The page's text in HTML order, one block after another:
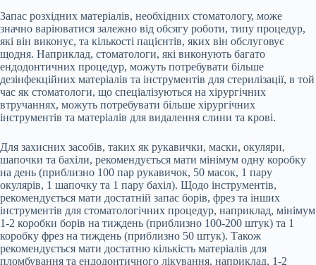
Запас розхідних матеріалів, необхідних стоматологу, може
значно варіюватися залежно від обсягу роботи, типу процедур,
які він виконує, та кількості пацієнтів, яких він обслуговує
щодня. Наприклад, стоматологи, які виконують багато
ендодонтичних процедур, можуть потребувати більше
дезінфекційних матеріалів та інструментів для стерилізації, в той
час як стоматологи, що спеціалізуються на хірургічних
втручаннях, можуть потребувати більше хірургічних
інструментів та матеріалів для видалення слини та крові.
Для захисних засобів, таких як рукавички, маски, окуляри,
шапочки та бахіли, рекомендується мати мінімум одну коробку
на день (приблизно 100 пар рукавичок, 50 масок, 1 пару
окулярів, 1 шапочку та 1 пару бахіл). Щодо інструментів,
рекомендується мати достатній запас борів, фрез та інших
інструментів для стоматологічних процедур, наприклад, мінімум
1-2 коробки борів на тиждень (приблизно 100-200 штук) та 1
коробку фрез на тиждень (приблизно 50 штук). Також
рекомендується мати достатню кількість матеріалів для
пломбування та ендодонтичного лікування, наприклад, 1-2